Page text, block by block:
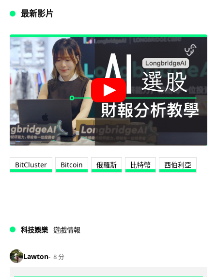
最新影片
BitCluster Bitcoin 俄羅斯 比特幣 西伯利亞
科技娛樂 遊戲情報
Lawton 8 分